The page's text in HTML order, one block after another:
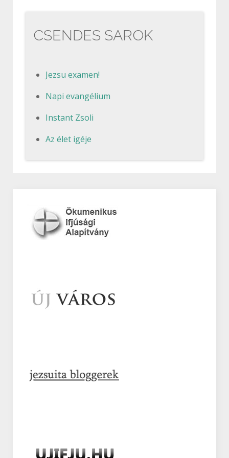
CSENDES SAROK
Jezsu examen!
Napi evangélium
Instant Zsoli
Az élet igéje